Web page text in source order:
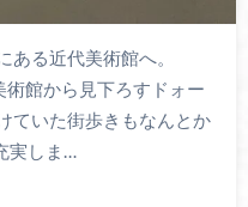
ある近代美術館へ。
館から見下ろすドォー
ていた街歩きもなんとか
しま…